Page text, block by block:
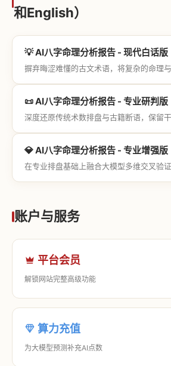
和English）
💡 AI八字命理分析报告 - 现代白话版
📜 AI八字命理分析报告 - 专业研判版
💎 AI八字命理分析报告 - 专业增强版
账户与服务
平台会员
解锁网站完整高级功能
算力充值
为大模型预测补充AI点数